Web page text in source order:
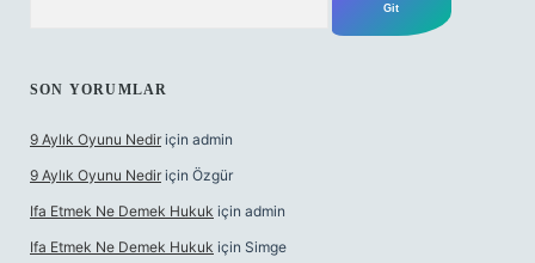
SON YORUMLAR
9 Aylık Oyunu Nedir için admin
9 Aylık Oyunu Nedir için Özgür
Ifa Etmek Ne Demek Hukuk için admin
Ifa Etmek Ne Demek Hukuk için Simge